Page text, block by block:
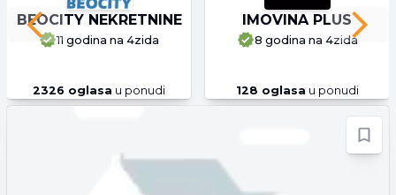
BEOCITY NEKRETNINE
11 godina na 4zida
2326 oglasa u ponudi
IMOVINA PLUS
8 godina na 4zida
128 oglasa u ponudi
Previous slide Next